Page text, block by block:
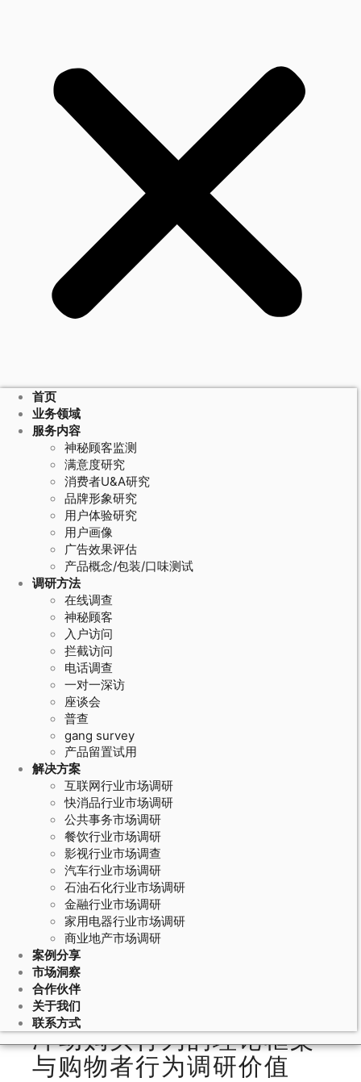
首页
业务领域
服务内容
神秘顾客监测
满意度研究
消费者U&A研究
品牌形象研究
用户体验研究
用户画像
广告效果评估
产品概念/包装/口味测试
调研方法
在线调查
神秘顾客
入户访问
拦截访问
电话调查
一对一深访
座谈会
普查
gang survey
产品留置试用
解决方案
互联网行业市场调研
快消品行业市场调研
公共事务市场调研
餐饮行业市场调研
影视行业市场调查
汽车行业市场调研
石油石化行业市场调研
金融行业市场调研
家用电器行业市场调研
商业地产市场调研
案例分享
市场洞察
合作伙伴
关于我们
联系方式
June 13, 2026
购物者行为调研的冲动购买分析：卖
场环境和促销刺激对冲动购买行为的
冲动购买行为的理论框架
与购物者行为调研价值